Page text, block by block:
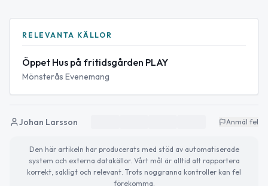
RELEVANTA KÄLLOR
Öppet Hus på fritidsgården PLAY
Mönsterås Evenemang
Johan Larsson Anmäl fel
Den här artikeln har producerats med stöd av automatiserade
system och externa datakällor. Vårt mål är alltid att rapportera
korrekt, sakligt och relevant. Trots noggranna kontroller kan fel
förekomma.